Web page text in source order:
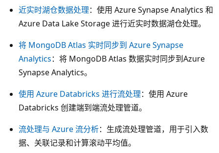
近实时湖仓数据处理：使用 Azure Synapse Analytics 和
Azure Data Lake Storage 进行近实时数据湖仓处理。
将 MongoDB Atlas 实时同步到 Azure Synapse
Analytics：将 MongoDB Atlas 数据实时同步到Azure
Synapse Analytics。
使用 Azure Databricks 进行流处理：使用 Azure
Databricks 创建端到端流处理管道。
流处理与 Azure 流分析：生成流处理管道，用于引入数
据、关联记录和计算滚动平均值。